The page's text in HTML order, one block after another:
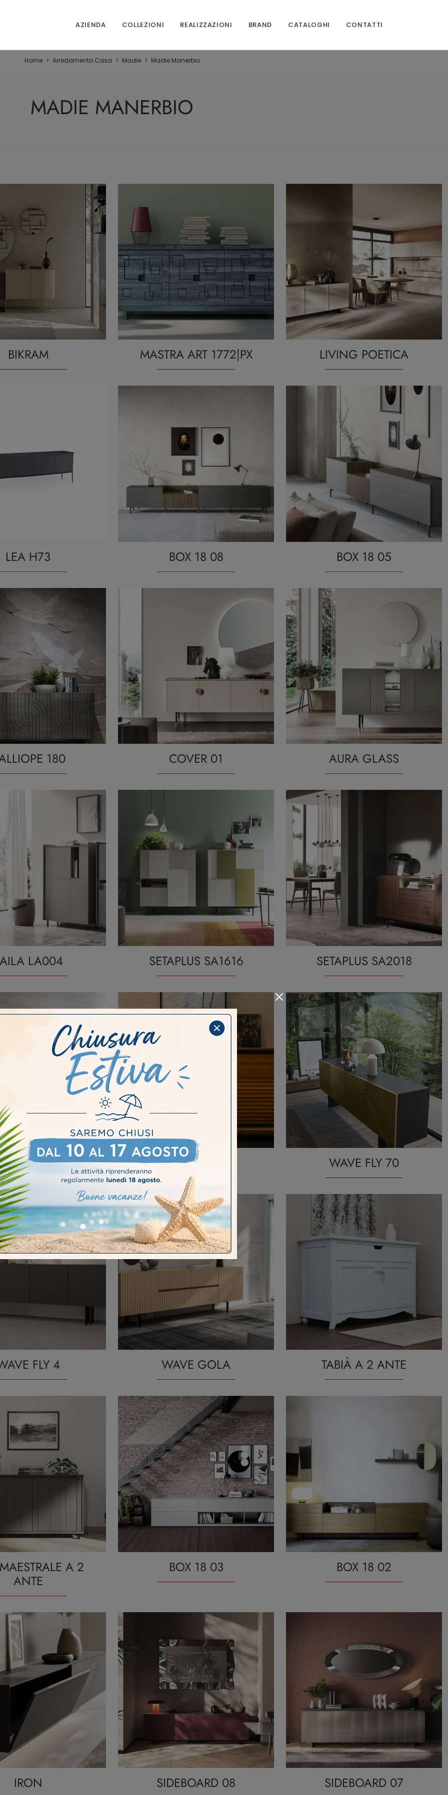
AZIENDA COLLEZIONI REALIZZAZIONI BRAND CATALOGHI CONTATTI
Home > Arredamento Casa > Madie > Madie Manerbio
MADIE MANERBIO
BIKRAM MASTRA ART 1772|PX LIVING POETICA
LEA H73 BOX 18 08 BOX 18 05
180 COVER 01 AURA GLASS
LA004 SETAPLUS SA1616 SETAPLUS SA2018
SA1621 ELETTRA 001 WAVE FLY 70
FLY 4 WAVE GOLA TABIÀ A 2 ANTE
A 2
ANTE
BOX 18 03 BOX 18 02
IRON SIDEBOARD 08 SIDEBOARD 07